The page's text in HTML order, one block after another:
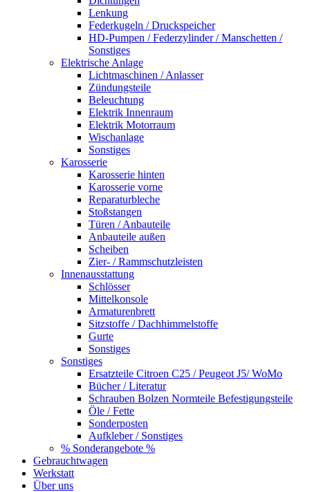
Lenkung
Federkugeln / Druckspeicher
HD-Pumpen / Federzylinder / Manschetten /
Sonstiges
Elektrische Anlage
Lichtmaschinen / Anlasser
Zündungsteile
Beleuchtung
Elektrik Innenraum
Elektrik Motorraum
Wischanlage
Sonstiges
Karosserie
Karosserie hinten
Karosserie vorne
Reparaturbleche
Stoßstangen
Türen / Anbauteile
Anbauteile außen
Scheiben
Zier- / Rammschutzleisten
Innenausstattung
Schlösser
Mittelkonsole
Armaturenbrett
Sitzstoffe / Dachhimmelstoffe
Gurte
Sonstiges
Sonstiges
Ersatzteile Citroen C25 / Peugeot J5/ WoMo
Bücher / Literatur
Schrauben Bolzen Normteile Befestigungsteile
Öle / Fette
Sonderposten
Aufkleber / Sonstiges
% Sonderangebote %
Gebrauchtwagen
Werkstatt
Über uns